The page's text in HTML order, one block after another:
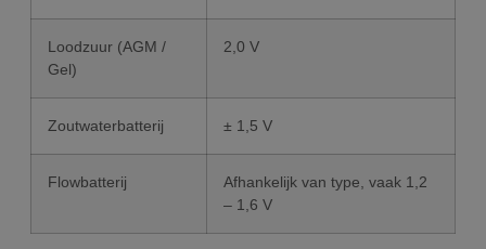
Loodzuur (AGM /
Gel)
2,0 V
Zoutwaterbatterij ± 1,5 V
Flowbatterij
Afhankelijk van type, vaak 1,2
– 1,6 V